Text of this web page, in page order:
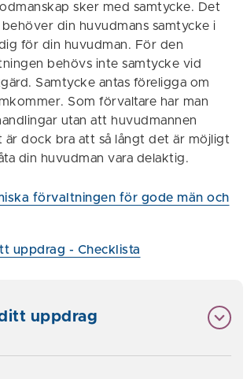
sker med samtycke. Det
din huvudmans samtycke i
för din huvudman. För den
behövs inte samtycke vid
Samtycke antas föreligga om
Som förvaltare har man
utan att huvudmannen
är dock bra att så långt det är möjligt
din huvudman vara delaktig.
förvaltningen för gode män och
uppdrag - Checklista
ditt uppdrag